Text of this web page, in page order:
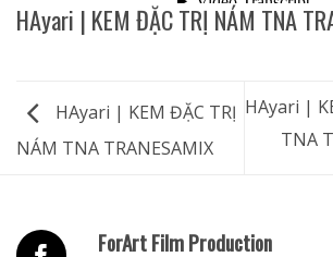
HAyari | KEM ĐẶC TRỊ NÁM TNA
HAyari | KEM ĐẶC TRỊ
NÁM TNA TRANESAMIX
HAyari |
TNA
ForArt Film Production